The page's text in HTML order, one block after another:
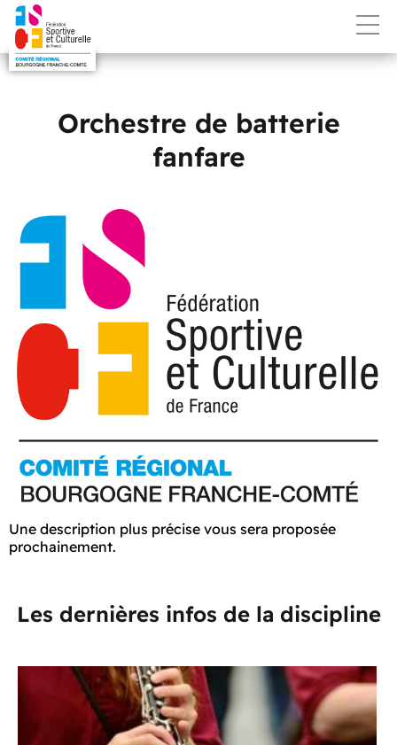
Orchestre de batterie
fanfare
Une description plus précise vous sera proposée
prochainement.
Les dernières infos de la discipline